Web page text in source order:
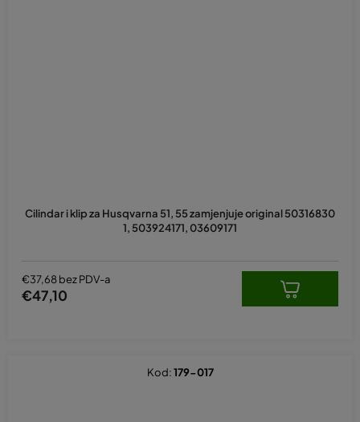
Cilindar i klip za Husqvarna 51, 55 zamjenjuje original 50316830
1, 503924171, 03609171
€37,68 bez PDV-a
€47,10
Kod:179-017